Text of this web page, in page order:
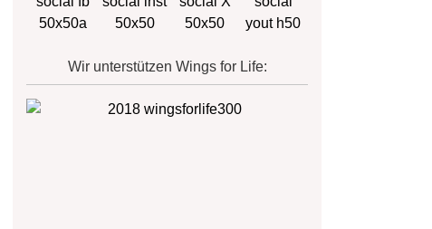
Wir unterstützen Wings for Life: